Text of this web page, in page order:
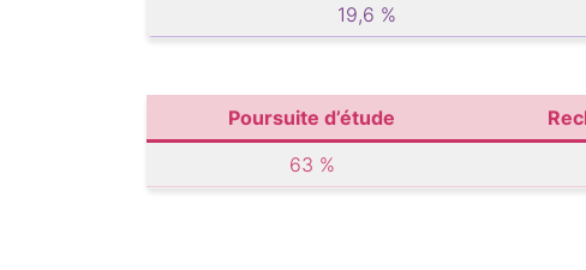
19,6 %
Poursuite d’étude
63 %